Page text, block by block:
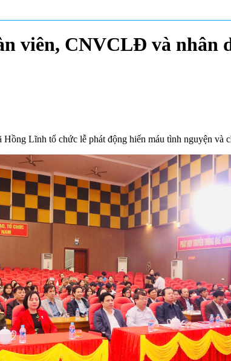
viên, CNVCLĐ và nhân
Lĩnh tổ chức lễ phát động hiến máu tình nguyện và